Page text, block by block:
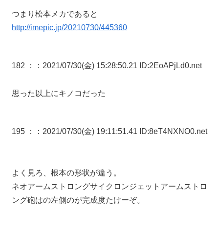
つまり松本メカであると
http://imepic.jp/20210730/445360
182 ： ：2021/07/30(金) 15:28:50.21 ID:2EoAPjLd0.net
思った以上にキノコだった
195 ： ：2021/07/30(金) 19:11:51.41 ID:8eT4NXNO0.net
よく見ろ、根本の形状が違う。
ネオアームストロングサイクロンジェットアームストロ
ング砲はの左側のが完成度たけーぞ。